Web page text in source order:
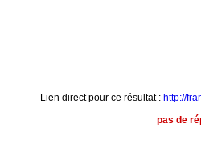
Lien direct pour ce résultat : http://
pas de